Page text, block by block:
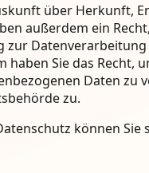
über Herkunft,
außerdem ein
zur
Sie das Recht,
Daten zu
zu.
können Sie